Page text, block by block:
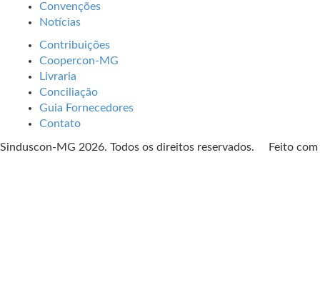
Convenções
Notícias
Contribuições
Coopercon-MG
Livraria
Conciliação
Guia Fornecedores
Contato
Sinduscon-MG 2026. Todos os direitos reservados. Feito com